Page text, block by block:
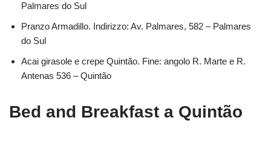
Palmares do Sul
Pranzo Armadillo. Indirizzo: Av. Palmares, 582 – Palmares
do Sul
Acai girasole e crepe Quintão. Fine: angolo R. Marte e R.
Antenas 536 – Quintão
Bed and Breakfast a Quintão